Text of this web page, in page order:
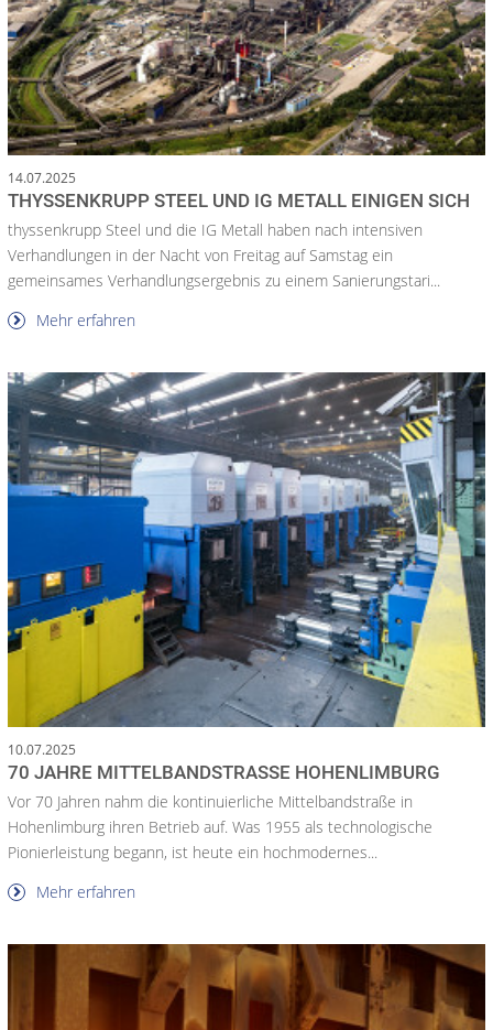
14.07.2025
THYSSENKRUPP STEEL UND IG METALL EINIGEN SICH
thyssenkrupp Steel und die IG Metall haben nach intensiven
Verhandlungen in der Nacht von Freitag auf Samstag ein
gemeinsames Verhandlungsergebnis zu einem Sanierungstari...
Mehr erfahren
10.07.2025
70 JAHRE MITTELBANDSTRASSE HOHENLIMBURG
Vor 70 Jahren nahm die kontinuierliche Mittelbandstraße in
Hohenlimburg ihren Betrieb auf. Was 1955 als technologische
Pionierleistung begann, ist heute ein hochmodernes...
Mehr erfahren